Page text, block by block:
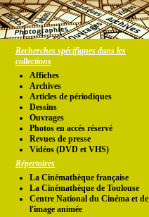
Recherches spécifiques dans les
collections
Affiches
Archives
Articles de périodiques
Dessins
Ouvrages
Photos en accés réservé
Revues de presse
Vidéos (DVD et VHS)
Répertoires
La Cinémathèque française
La Cinémathèque de Toulouse
Centre National du Cinéma et de
l'image animée